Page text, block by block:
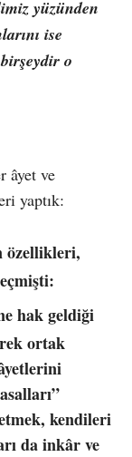
yüzünden
ise
o
âyet ve
yaptık:
özellikleri,
hak geldiği
ortak
kendileri
da inkâr ve